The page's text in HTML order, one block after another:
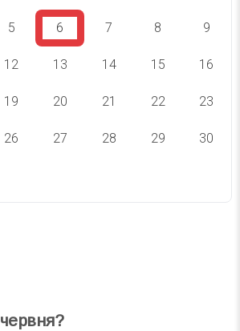
5 6 7 8 9
12 13 14 15 16
19 20 21 22 23
26 27 28 29 30
червня?